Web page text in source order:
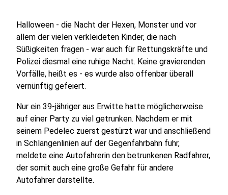
Halloween - die Nacht der Hexen, Monster und vor
allem der vielen verkleideten Kinder, die nach
Süßigkeiten fragen - war auch für Rettungskräfte und
Polizei diesmal eine ruhige Nacht. Keine gravierenden
Vorfälle, heißt es - es wurde also offenbar überall
vernünftig gefeiert.
Nur ein 39-jähriger aus Erwitte hatte möglicherweise
auf einer Party zu viel getrunken. Nachdem er mit
seinem Pedelec zuerst gestürzt war und anschließend
in Schlangenlinien auf der Gegenfahrbahn fuhr,
meldete eine Autofahrerin den betrunkenen Radfahrer,
der somit auch eine große Gefahr für andere
Autofahrer darstellte.